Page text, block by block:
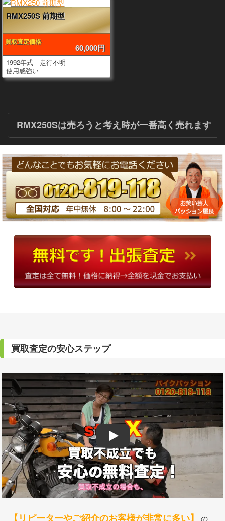
RMX250S 前期型
買取査定価格
60,000円
1992年式 走行不明
使用感強い
RMX250Sは売ろうと考え時が一番高く売れます
買取査定の安心ステップ
Play
【リピーターやご紹介のお客様が非常に多い】